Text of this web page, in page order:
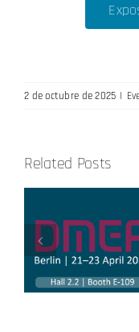
2 de octubre de 2025 |
Related Posts
World
Expo